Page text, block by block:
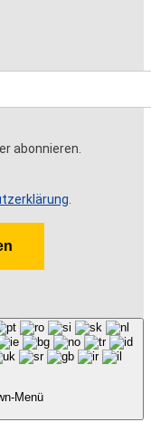
abonnieren.
.